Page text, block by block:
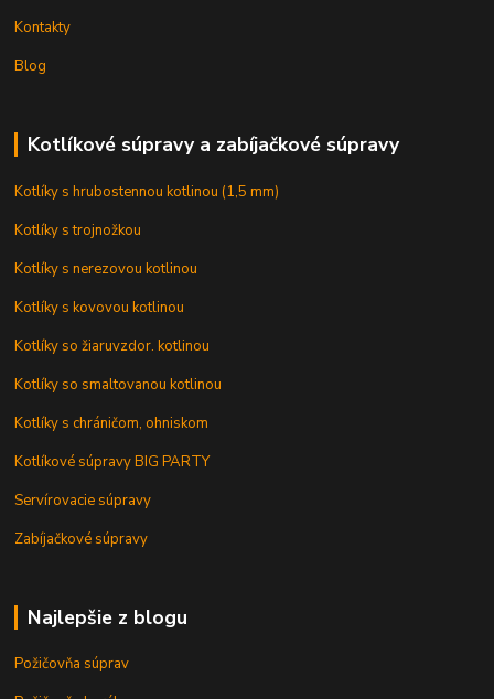
Kontakty
Blog
Kotlíkové súpravy a zabíjačkové súpravy
Kotlíky s hrubostennou kotlinou (1,5 mm)
Kotlíky s trojnožkou
Kotlíky s nerezovou kotlinou
Kotlíky s kovovou kotlinou
Kotlíky so žiaruvzdor. kotlinou
Kotlíky so smaltovanou kotlinou
Kotlíky s chráničom, ohniskom
Kotlíkové súpravy BIG PARTY
Servírovacie súpravy
Zabíjačkové súpravy
Najlepšie z blogu
Požičovňa súprav